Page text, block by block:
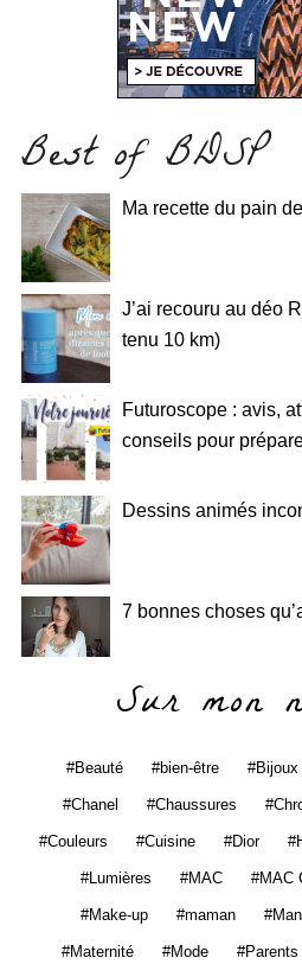
Best of BDSP
Ma recette du pain
J’ai recouru au déo
tenu 10 km)
Futuroscope : avis,
conseils pour
Dessins animés
7 bonnes choses
Sur mon
Beauté bien-être Bijoux
Chanel Chaussures
Couleurs Cuisine Dior
Lumières MAC MAC
Make-up maman
Maternité Mode Parents